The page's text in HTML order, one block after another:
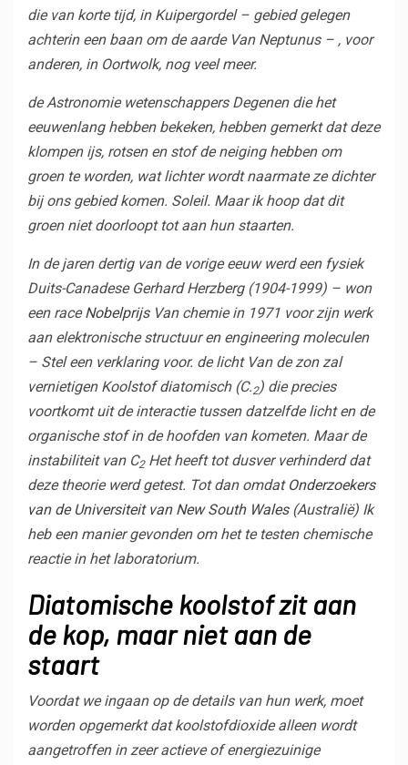
die van korte tijd, in Kuipergordel– gebied gelegen
achterin een baan om de aardeVan Neptunus– , voor
anderen, in Oortwolk, nog veel meer.
deAstronomie wetenschappersDegenen die het
eeuwenlang hebben bekeken, hebben gemerkt dat deze
klompen ijs, rotsen en stof de neiging hebben om
groen te worden, wat lichter wordt naarmate ze dichter
bij ons gebied komen. Soleil. Maar ik hoop dat dit
groen niet doorloopt tot aan hun staarten.
In de jaren dertig van de vorige eeuw werd een fysiek
Duits-Canadese Gerhard Herzberg (1904-1999) – won
een raceNobelprijsVan chemiein 1971 voor zijn werk
aan elektronische structuur en engineering moleculen
– Stel een verklaring voor. delichtVan de zon zal
vernietigen Koolstofdiatomisch (C.2) die precies
voortkomt uit de interactie tussen datzelfde licht en de
organische stof in de hoofden van kometen. Maar de
instabiliteit van C2Het heeft tot dusver verhinderd dat
deze theorie werd getest. Tot dan omdat Onderzoekers
van de Universiteit van New South Wales(Australië) Ik
heb een manier gevonden om het te testen chemische
reactiein het laboratorium.
Diatomische koolstof zit aan
de kop, maar niet aan de
staart
Voordat we ingaan op de details van hun werk, moet
worden opgemerkt dat koolstofdioxide alleen wordt
aangetroffen in zeer actieve of energiezuinige